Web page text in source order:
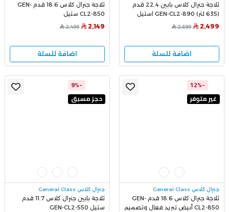
ثلاجة جنرال كلاس بابين 22.4 قدم
(635 لتر) GEN-CL2-890 استيل
2,499
2,699
اضافة للسلة
ثلاجة جنرال كلاس 18.6 قدم GEN-
CL2-850 ستيل
2,149
2,499
اضافة للسلة
-12%
غير متوفر
جنرال كلاس General Class
ثلاجة جنرال كلاس 18.6 قدم GEN-
CL2-850 أبيض تبريد فعال وتصميم
-9%
حجز مسبق
جنرال كلاس General Class
ثلاجة بابين جنرال كلاس 11.7 قدم
ستيل GEN-CL2-550